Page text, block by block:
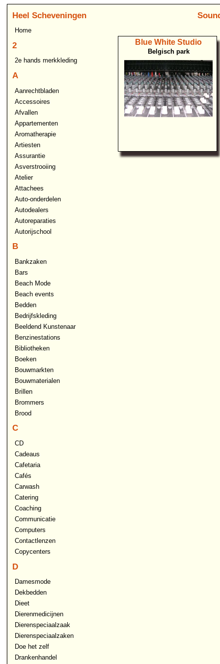
Heel Scheveningen
Home
2
2e hands merkkleding
A
Aanrechtbladen
Accessoires
Afvallen
Appartementen
Aromatherapie
Artiesten
Assurantie
Asverstrooiing
Atelier
Attachees
Auto-onderdelen
Autodealers
Autoreparaties
Autorijschool
B
Bankzaken
Bars
Beach Mode
Beach events
Bedden
Bedrijfskleding
Beeldend Kunstenaar
Benzinestations
Bibliotheken
Boeken
Bouwmarkten
Bouwmaterialen
Brillen
Brommers
Brood
C
CD
Cadeaus
Cafetaria
Cafés
Carwash
Catering
Coaching
Communicatie
Computers
Contactlenzen
Copycenters
D
Damesmode
Dekbedden
Dieet
Dierenmedicijnen
Dierenspeciaalzaak
Dierenspeciaalzaken
Doe het zelf
Drankenhandel
Blue White Studio
Belgisch park